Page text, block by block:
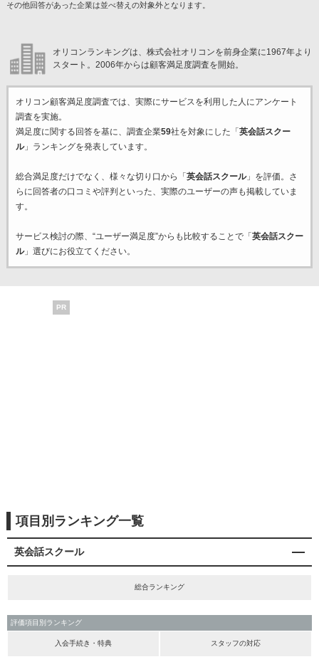
その他回答があった企業は並べ替えの対象外となります。
オリコンランキングは、株式会社オリコンを前身企業に1967年より
スタート。2006年からは顧客満足度調査を開始。
オリコン顧客満足度調査では、実際にサービスを利用した 人にアンケート
調査を実施。
満足度に関する回答を基に、調査企業59社を対象にした「 英会話スクー
ル」ランキングを発表しています。
総合満足度だけでなく、様々な切り口から「 英会話スクール」を評価。さ
らに回答者の口コミや評判といった、実際のユーザーの声も掲載していま
す。
サービス検討の際、“ユーザー満足度”からも比較することで「 英会話スクー
ル」選びにお役立てください。
PR
項目別ランキング一覧
英会話スクール
総合ランキング
評価項目別ランキング
入会手続き・特典 スタッフの対応